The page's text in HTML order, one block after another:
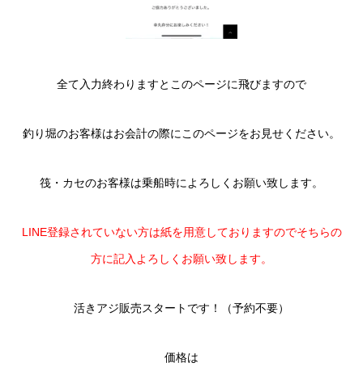
全て入力終わりますとこのページに飛びますので
釣り堀のお客様はお会計の際にこのページをお見せください。
筏・カセのお客様は乗船時によろしくお願い致します。
LINE登録されていない方は紙を用意しておりますのでそちらの
方に記入よろしくお願い致します。
活きアジ販売スタートです！（予約不要）
価格は